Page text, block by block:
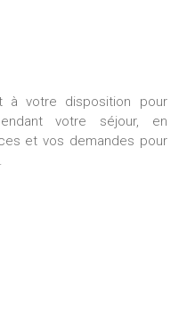
à votre disposition pour
votre séjour, en
et vos demandes pour